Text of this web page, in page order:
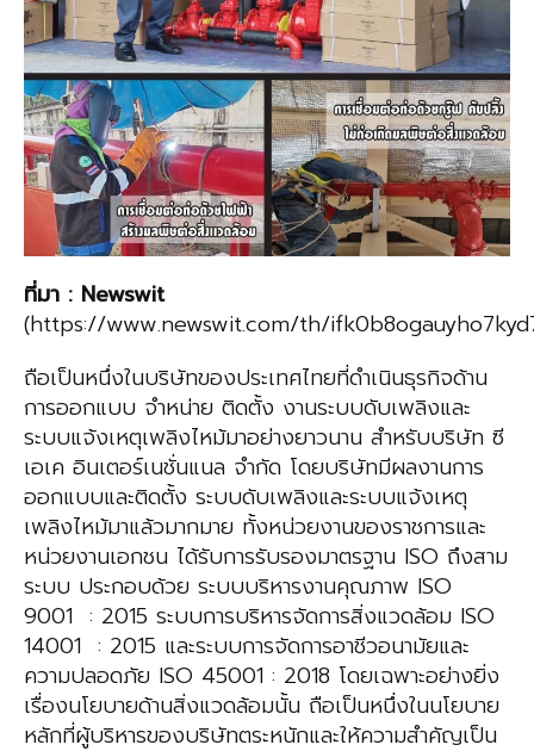
ที่มา : Newswit
(https://www.newswit.com/th/
ถือเป็นหนึ่งในบริษัทของประเทศไทยที่ดำเนินธุรกิจด้าน
การออกแบบ จำหน่าย ติดตั้ง งานระบบดับเพลิงและ
ระบบแจ้งเหตุเพลิงไหม้มาอย่างยาวนาน สำหรับบริษัท ซี
เอเค อินเตอร์เนชั่นแนล จำกัด โดยบริษัทมีผลงานการ
ออกแบบและติดตั้ง ระบบดับเพลิงและระบบแจ้งเหตุ
เพลิงไหม้มาแล้วมากมาย ทั้งหน่วยงานของราชการและ
หน่วยงานเอกชน ได้รับการรับรองมาตรฐาน ISO ถึงสาม
ระบบ ประกอบด้วย ระบบบริหารงานคุณภาพ ISO
9001 : 2015 ระบบการบริหารจัดการสิ่งแวดล้อม ISO
14001 : 2015 และระบบการจัดการอาชีวอนามัยและ
ความปลอดภัย ISO 45001 : 2018 โดยเฉพาะอย่างยิ่ง
เรื่องนโยบายด้านสิ่งแวดล้อมนั้น ถือเป็นหนึ่งในนโยบาย
หลักที่ผู้บริหารของบริษัทตระหนักและให้ความสำคัญเป็น